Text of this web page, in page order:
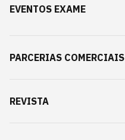
EVENTOS EXAME
PARCERIAS COMERCIAIS
REVISTA